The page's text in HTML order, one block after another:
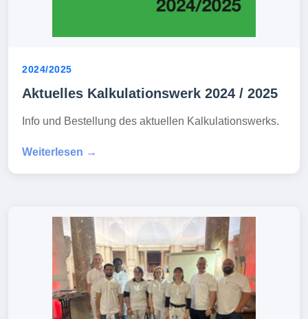
2024/2025
Aktuelles Kalkulationswerk 2024 / 2025
Info und Bestellung des aktuellen Kalkulationswerks.
Weiterlesen →